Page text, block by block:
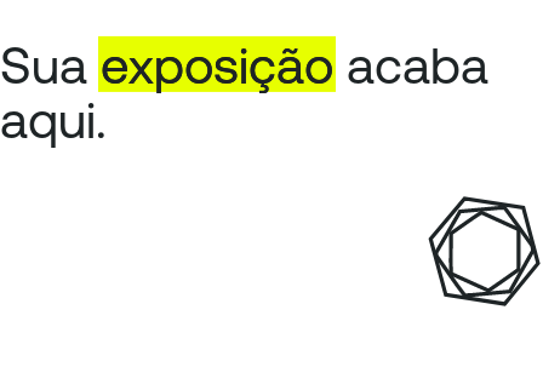
Sua exposição acaba
aqui.